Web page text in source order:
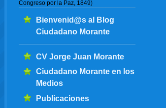
Congreso por la Paz, 1849)
Bienvenid@s al Blog
Ciudadano Morante
CV Jorge Juan Morante
Ciudadano Morante en los
Medios
Publicaciones